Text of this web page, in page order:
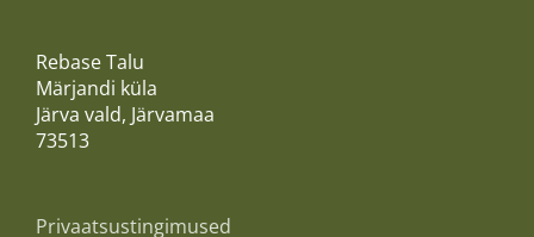
Rebase Talu
Märjandi küla
Järva vald, Järvamaa
73513
Privaatsustingimused